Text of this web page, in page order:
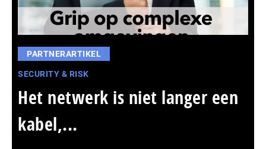
PARTNERARTIKEL
SECURITY & RISK
Het netwerk is niet langer een
kabel,...